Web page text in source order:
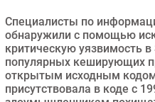
Безопасность
Инновации
CIO/Управление ИТ
Гаджеты
Здоровье
Специалисты по
обнаружили с помощью
критическую уязвимость
популярных кеширующих
открытым исходным
присутствовала в коде с